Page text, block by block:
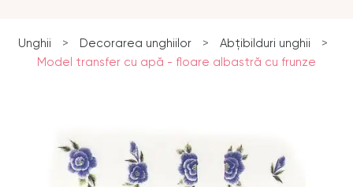
Unghii > Decorarea unghiilor > Abțibilduri unghii
>
Model transfer cu apă - floare albastră cu frunze